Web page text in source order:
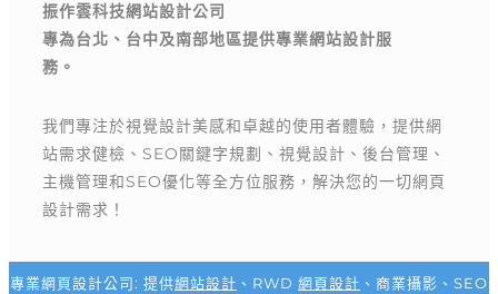
振作雲科技網站設計公司
專為台北、台中及南部地區提供專業網站設計服
務。
我們專注於視覺設計美感和卓越的使用者體驗，提供網
站需求健檢、SEO關鍵字規劃、視覺設計、後台管理、
主機管理和SEO優化等全方位服務，解決您的一切網頁
設計需求！
專業網頁設計公司: 提供網站設計 、RWD 網頁設計 、商業攝影、SEO